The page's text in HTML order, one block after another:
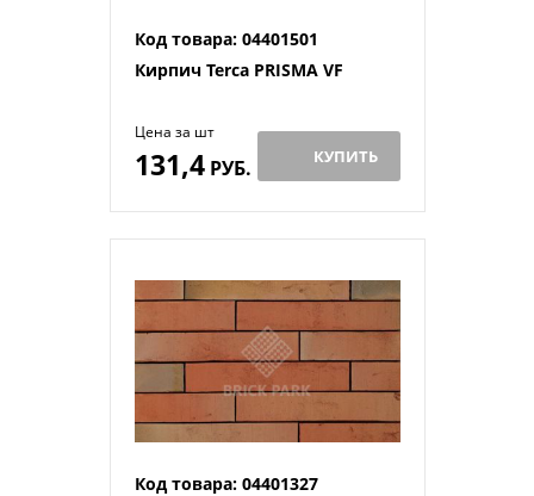
Код товара: 04401501
Кирпич Terca PRISMA VF
Цена за шт
131,4РУБ. КУПИТЬ
Код товара: 04401327